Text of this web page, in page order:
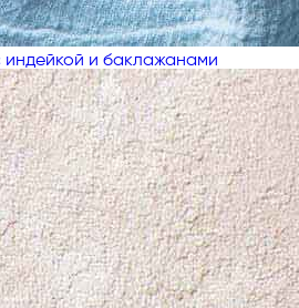
и баклажанами